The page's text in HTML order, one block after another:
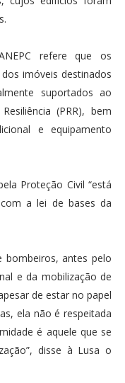
refere que os
imóveis destinados
suportados ao
(PRR), bem
e equipamento
Proteção Civil “está
a lei de bases da
bombeiros, antes pelo
e da mobilização de
de estar no papel
ela não é respeitada
é aquele que se
disse à Lusa o